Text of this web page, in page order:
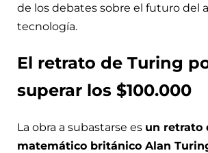
de los debates sobre el futuro del
tecnología.
El retrato de Turing
superar los $100.000
La obra a subastarse es un retrato
matemático británico Alan